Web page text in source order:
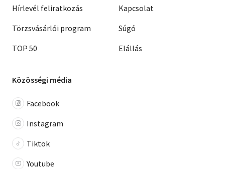
Hírlevél feliratkozás
Törzsvásárlói program
TOP 50
Kapcsolat
Súgó
Elállás
Közösségi média
Facebook
Instagram
Tiktok
Youtube